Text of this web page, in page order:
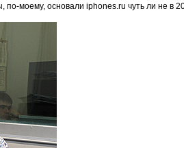
по-моему, основали iphones.ru чуть ли не в